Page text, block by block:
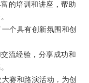
的培训和讲座，帮助
个具有创新氛围和创
流经验，分享成功和
赛和路演活动，为创